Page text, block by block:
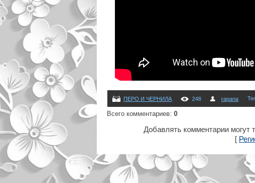
ПЕРО И ЧЕРНИЛА 248 rapana
Всего комментариев: 0
Добавлять комментарии могут
[